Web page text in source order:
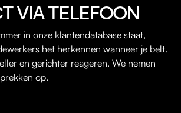
VIA TELEFOON
in onze klantendatabase staat,
het herkennen wanneer je belt.
en gerichter reageren. We nemen
op.